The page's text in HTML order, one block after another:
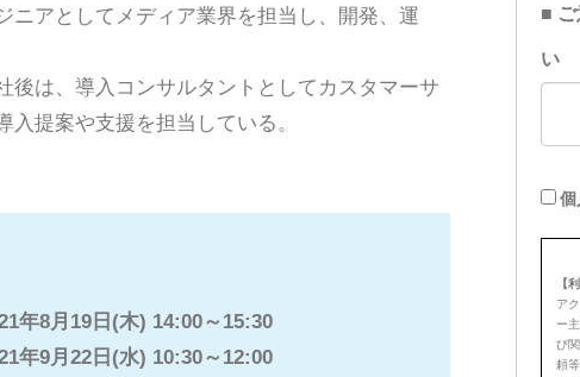
ニアとしてメディア業界を担当し、開発、運
後は、導入コンサルタントとしてカスタマーサ
入提案や支援を担当している。
年8月19日(木) 14:00～15:30
年9月22日(水) 10:30～12:00